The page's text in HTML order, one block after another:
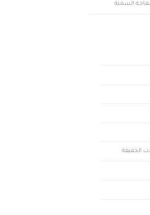
السمنة
الخفيفة